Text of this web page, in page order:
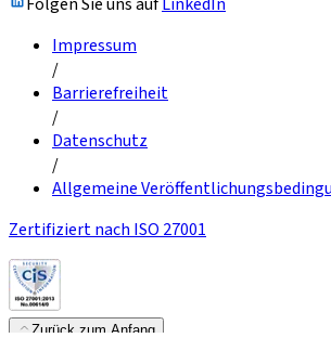
Impressum
/
Barrierefreiheit
/
Datenschutz
/
Allgemeine
Zertifiziert nach ISO 27001
Zurück zum Anfang